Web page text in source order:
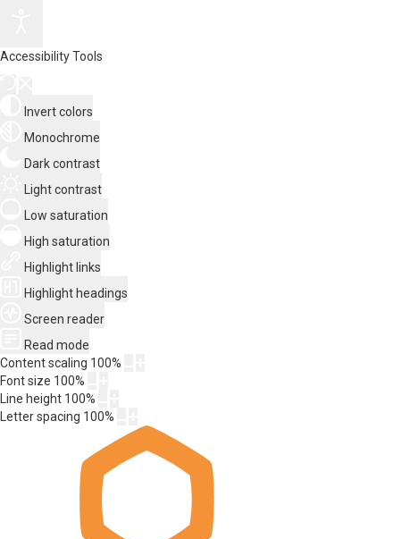
Accessibility Tools
Invert colors
Monochrome
Dark contrast
Light contrast
Low saturation
High saturation
Highlight links
Highlight headings
Screen reader
Read mode
Content scaling 100%
Font size 100%
Line height 100%
Letter spacing 100%